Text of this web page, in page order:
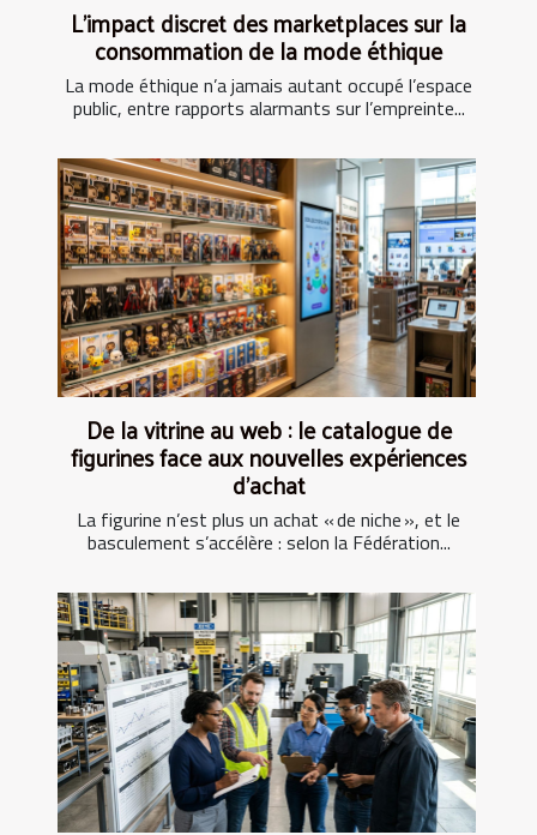
L’impact discret des marketplaces sur la
consommation de la mode éthique
La mode éthique n’a jamais autant occupé l’espace
public, entre rapports alarmants sur l’empreinte...
De la vitrine au web : le catalogue de
figurines face aux nouvelles expériences
d’achat
La figurine n’est plus un achat « de niche », et le
basculement s’accélère : selon la Fédération...